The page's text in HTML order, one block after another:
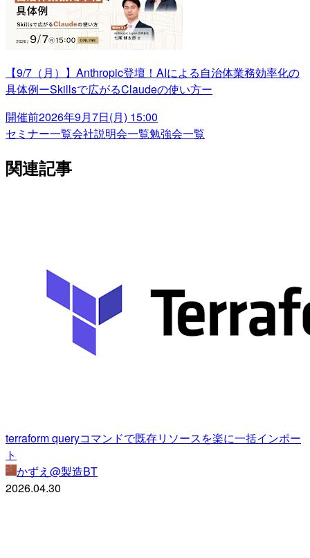
【9/7（月）】Anthropic登壇！AIによる自治体業務効率化の
具体例ーSkillsで広がるClaudeの使い方ー
開催前2026年9月7日(月) 15:00
セミナー一覧会社説明会一覧勉強会一覧
関連記事
terraform queryコマンドで既存リソースを楽に一括インポー
ト
かずえ@製造BT
2026.04.30